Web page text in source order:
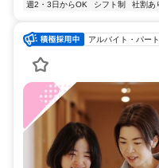
週2・3日からOK シフト制 社割あ
アルバイト・パート